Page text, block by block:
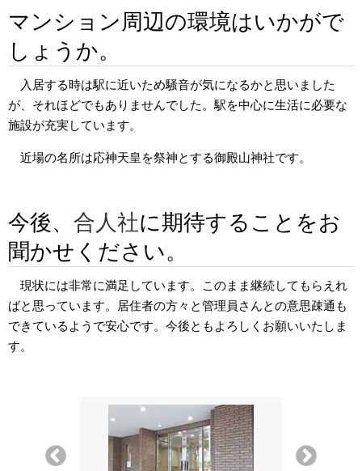
マンション周辺の環境はいかがで
しょうか。
入居する時は駅に近いため騒音が気になるかと思いました
が、それほどでもありませんでした。駅を中心に生活に必要な
施設が充実しています。
近場の名所は応神天皇を祭神とする御殿山神社です。
今後、 合人社に期待することをお
聞かせください。
現状には非常に満足しています。このまま継続してもらえれ
ばと思っています。居住者の方々と管理員さんとの意思疎通も
できているようで安心です。今後ともよろしくお願いいたしま
す。